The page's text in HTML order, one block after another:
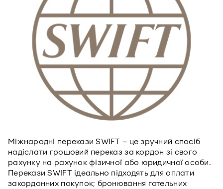
Міжнародні перекази SWIFT – це зручний спосіб
надіслати грошовий переказ за кордон зі свого
рахунку на рахунок фізичної або юридичної особи.
Перекази SWIFT ідеально підходять для оплати
закордонних покупок; бронювання готельних